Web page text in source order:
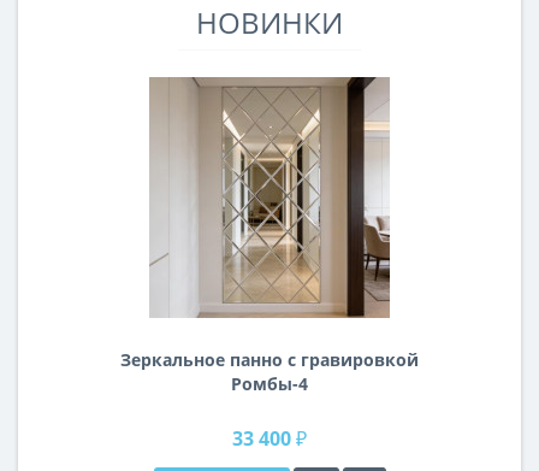
НОВИНКИ
Зеркальное панно с гравировкой
Ромбы-4
33 400 ₽